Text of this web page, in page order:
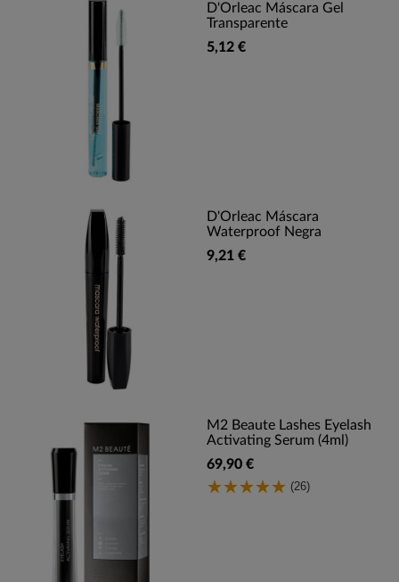
D'Orleac Máscara Gel
Transparente
5,12 €
D'Orleac Máscara
Waterproof Negra
9,21 €
M2 Beaute Lashes Eyelash
Activating Serum (4ml)
69,90 €
(26)